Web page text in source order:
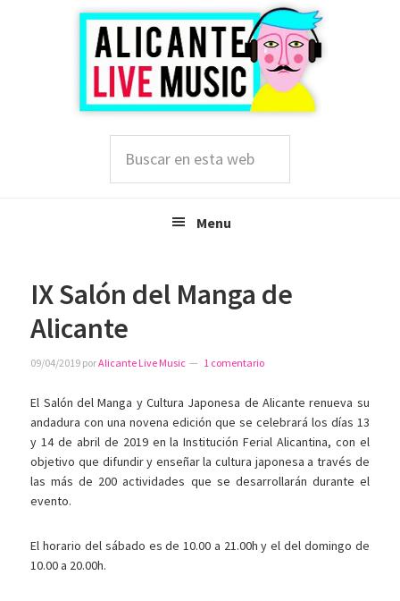
esta
Menu
IX Salón del Manga de
Alicante
09/04/2019 porAlicante Live Music 1 comentario
El Salón del Manga y Cultura Japonesa de Alicante renueva su
andadura con una novena edición que se celebrará los días 13
y 14 de abril de 2019 en la Institución Ferial Alicantina, con el
objetivo que difundir y enseñar la cultura japonesa a través de
las más de 200 actividades que se desarrollarán durante el
evento.
El horario del sábado es de 10.00 a 21.00h y el del domingo de
10.00 a 20.00h.